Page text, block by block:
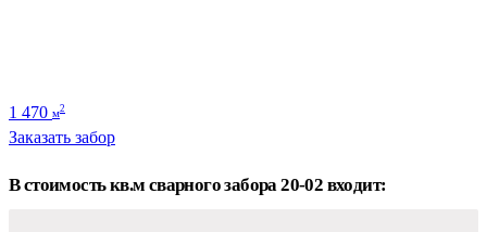
1 470 м2
Заказать забор
В стоимость кв.м сварного забора 20-02 входит: